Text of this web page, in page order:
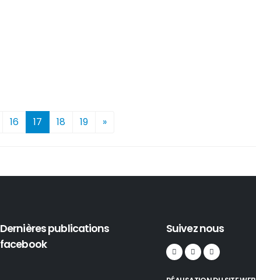
16 17 18 19 »
Dernières publications
facebook
Suivez nous